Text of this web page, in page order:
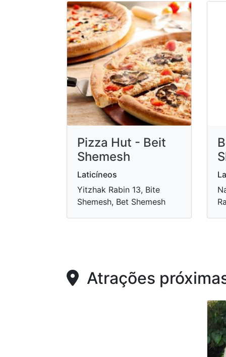
Pizza Hut - Beit
Shemesh
Laticíneos
Yitzhak Rabin 13, Bite
Shemesh, Bet Shemesh
Atrações